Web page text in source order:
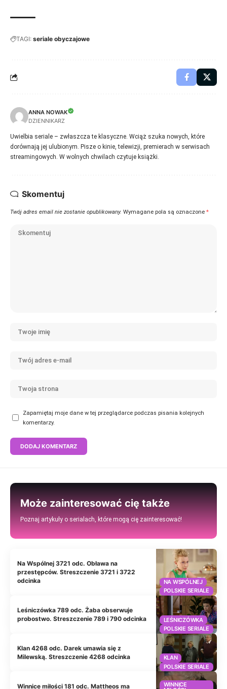
TAGI: seriale obyczajowe
ANNA NOWAK
DZIENNIKARZ
Uwielbia seriale – zwłaszcza te klasyczne. Wciąż szuka nowych, które
dorównają jej ulubionym. Pisze o kinie, telewizji, premierach w serwisach
streamingowych. W wolnych chwilach czytuje książki.
Skomentuj
Twój adres email nie zostanie opublikowany. Wymagane pola są oznaczone *
Zapamiętaj moje dane w tej przeglądarce podczas pisania kolejnych
komentarzy.
Może zainteresować cię także
Poznaj artykuły o serialach, które mogą cię zainteresować!
NA WSPÓLNEJ
POLSKIE SERIALE
Na Wspólnej 3721 odc. Obława na
przestępców. Streszczenie 3721 i 3722
odcinka
LEŚNICZÓWKA
POLSKIE SERIALE
Leśniczówka 789 odc. Żaba obserwuje
probostwo. Streszczenie 789 i 790 odcinka
KLAN
POLSKIE SERIALE
Klan 4268 odc. Darek umawia się z
Milewską. Streszczenie 4268 odcinka
WINNICE
Winnice miłości 181 odc. Mattheos ma